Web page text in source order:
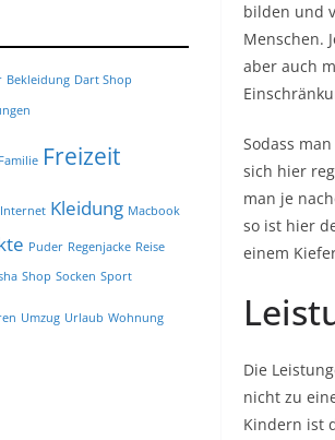
bilden und
Menschen.
aber auch
Sodass
sich hier
man je
so ist hier
einem
Die
nicht zu
Kindern ist
Bekleidung Dart Shop
Familie Freizeit
Internet Kleidung Macbook
Puder Regenjacke Reise
Shop Socken Sport
Umzug Urlaub Wohnung